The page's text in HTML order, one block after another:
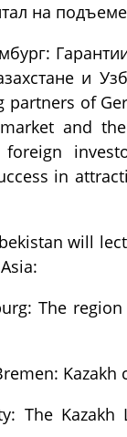
на
и
of
and
in
will
The
The